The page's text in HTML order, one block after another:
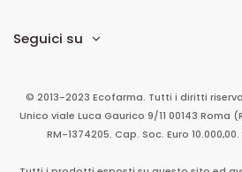
Seguici su
© 2013-2023 Ecofarma. Tutti i diritti
Unico viale Luca Gaurico 9/11 00143 Roma
RM-1374205. Cap. Soc. Euro